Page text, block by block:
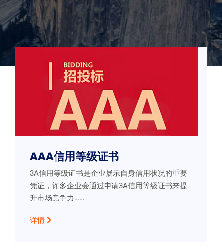
AAA信用等级证书
3A信用等级证书是企业展示自身信用状况的重要
凭证，许多企业会通过申请3A信用等级证书来提
升市场竞争力……
详情